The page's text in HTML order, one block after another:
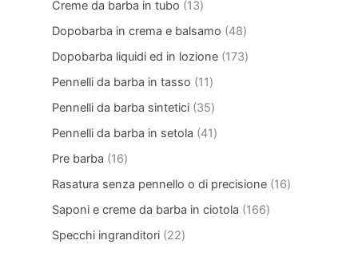
Creme da barba in tubo
13
Dopobarba in crema e balsamo
48
Dopobarba liquidi ed in lozione 173
Pennelli da barba in tasso
11
Pennelli da barba sintetici 35
Pennelli da barba in setola
41
Pre barba
16
Rasatura senza pennello o di precisione 16
Saponi e creme da barba in ciotola
166
Specchi ingranditori 22